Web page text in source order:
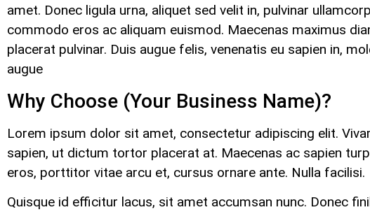
amet. Donec ligula urna, aliquet sed velit in, pulvinar
commodo eros ac aliquam euismod. Maecenas maximus
placerat pulvinar. Duis augue felis, venenatis eu sapien in,
augue
Why Choose (Your Business Name)?
Lorem ipsum dolor sit amet, consectetur adipiscing elit.
sapien, ut dictum tortor placerat at. Maecenas ac sapien
eros, porttitor vitae arcu et, cursus ornare ante. Nulla facilisi.
Quisque id efficitur lacus, sit amet accumsan nunc. Donec